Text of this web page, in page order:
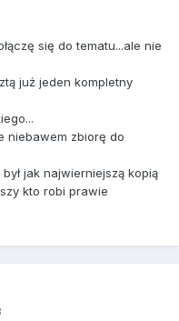
się do tematu...ale nie
już jeden kompletny
niebawem zbiorę do
jak najwierniejszą kopią
kto robi prawie